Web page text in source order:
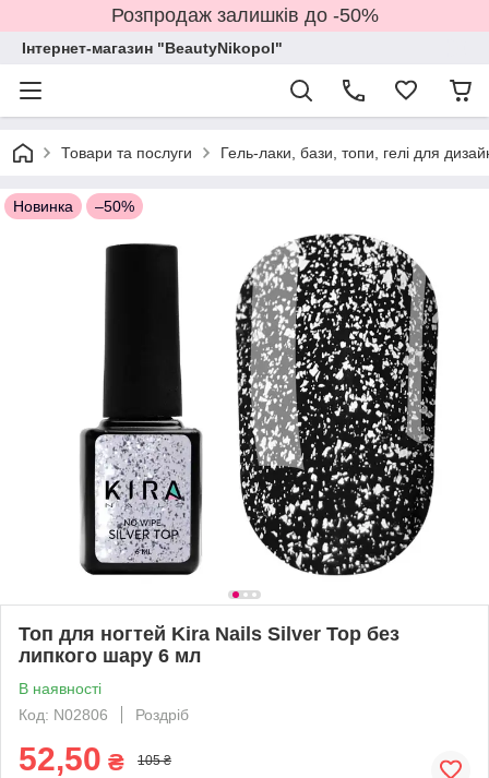
Розпродаж залишків до -50%
Інтернет-магазин "BeautyNikopol"
Товари та послуги Гель-лаки, бази, топи, гелі для
Новинка –50%
Топ для ногтей Kira Nails Silver Top без
липкого шару 6 мл
В наявності
Код: N02806
Роздріб
52,50 ₴ 105 ₴